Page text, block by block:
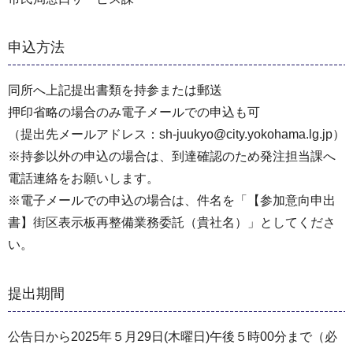
申込方法
同所へ上記提出書類を持参または郵送
押印省略の場合のみ電子メールでの申込も可
（提出先メールアドレス：sh-juukyo@city.yokohama.lg.jp）
※持参以外の申込の場合は、到達確認のため発注担当課へ
電話連絡をお願いします。
※電子メールでの申込の場合は、件名を「【参加意向申出
書】街区表示板再整備業務委託（貴社名）」としてくださ
い。
提出期間
公告⽇から2025年５⽉29⽇(木曜日)午後５時00分まで（必